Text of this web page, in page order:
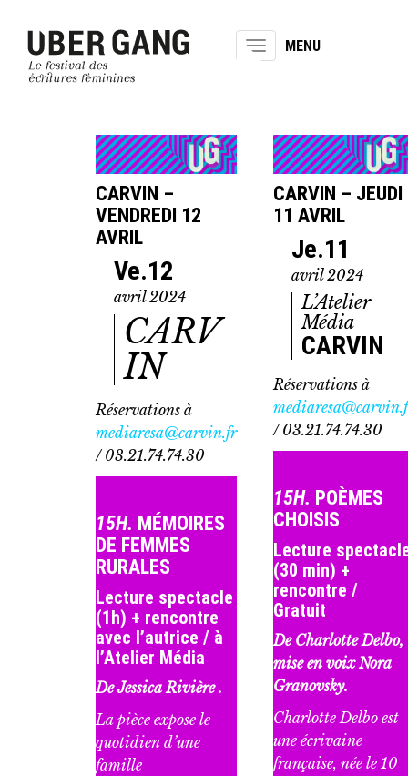
Toggle
CARVIN –
VENDREDI 12
AVRIL
Ve.12
avril 2024
CARV
IN
Réservations à
mediaresa@carvin.fr
/ 03.21.74.74.30
15H. MÉMOIRES
DE FEMMES
RURALES
Lecture spectacle
(1h) + rencontre
avec l’autrice / à
l’Atelier Média
DeJessica Rivière.
La pièce expose le
quotidien d’une
famille
CARVIN – JEUDI
11 AVRIL
Je.11
avril 2024
L’Atelier
Média
CARVIN
Réservations à
/ 03.21.74.74.30
15H. POÈMES
CHOISIS
Lecture
(30 min) +
rencontre /
Gratuit
De Charlotte Delbo,
mise en voixNora
Granovsky.
Charlotte Delbo est
une écrivaine
française, née le 10